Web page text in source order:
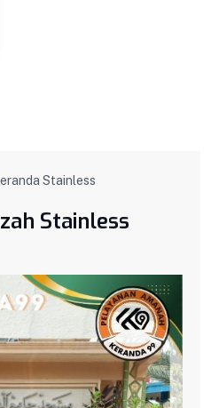
Stainless
Stainless